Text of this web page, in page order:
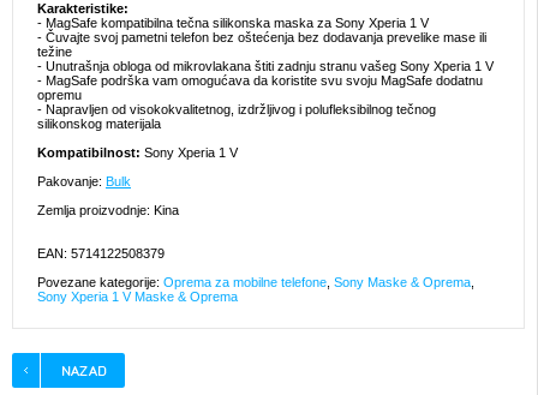
Karakteristike:
- MagSafe kompatibilna tečna silikonska maska za Sony Xperia 1 V
- Čuvajte svoj pametni telefon bez oštećenja bez dodavanja prevelike mase ili
težine
- Unutrašnja obloga od mikrovlakana štiti zadnju stranu vašeg Sony Xperia 1 V
- MagSafe podrška vam omogućava da koristite svu svoju MagSafe dodatnu
opremu
- Napravljen od visokokvalitetnog, izdržljivog i polufleksibilnog tečnog
silikonskog materijala
Kompatibilnost: Sony Xperia 1 V
Pakovanje: Bulk
Zemlja proizvodnje: Kina
EAN: 5714122508379
Povezane kategorije: Oprema za mobilne telefone Sony Maske & Oprema
Sony Xperia 1 V Maske & Oprema